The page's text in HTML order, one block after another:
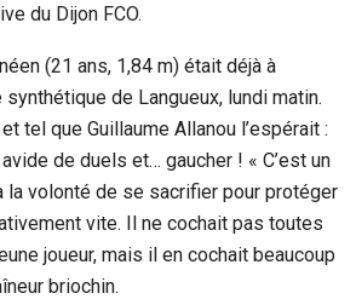
du Dijon FCO.
(21 ans, 1,84 m) était déjà à
synthétique de Langueux, lundi matin.
tel que Guillaume Allanou l’espérait :
de duels et… gaucher ! « C’est un
la volonté de se sacrifier pour protéger
vite. Il ne cochait pas toutes
joueur, mais il en cochait beaucoup
briochin.